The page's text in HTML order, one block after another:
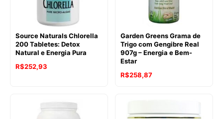
Source Naturals Chlorella
200 Tabletes: Detox
Natural e Energia Pura
R$252,93
Garden Greens Grama de
Trigo com Gengibre Real
907g – Energia e Bem-
Estar
R$258,87